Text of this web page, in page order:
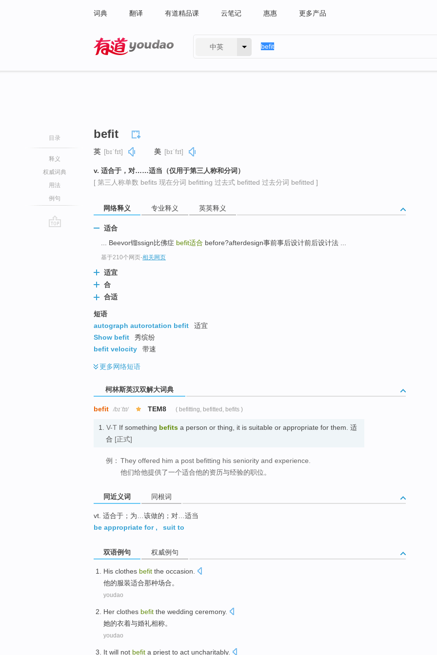
词典 翻译 有道精品课 云笔记 惠惠 更多产品
中英
目录
释义
权威词典
用法
例句
befit
英 [bɪˈfɪt] 美 [bɪˈfɪt]
v. 适合于，对……适当（仅用于第三人称和分词）
[ 第三人称单数 befits 现在分词 befitting 过去式 befitted 过去分词 befitted ]
网络释义 专业释义 英英释义
适合
... Beevor镏ssign比佛症 befit适合 before?afterdesign事前事后设计前后设计法 ...
基于210个网页-相关网页
适宜
合
合适
短语
autograph autorotation befit
适宜
Show befit
秀缤纷
befit velocity
带速
更多网络短语
柯林斯英汉双解大词典
befit /bɪˈfɪt/ TEM8 ( befitting, befitted, befits )
1. V-T If something befits a person or thing, it is suitable or appropriate for them. 适
合 [正式]
例： They offered him a post befitting his seniority and experience.
他们给他提供了一个适合他的资历与经验的职位。
同近义词 同根词
vt. 适合于；为…该做的；对…适当
be appropriate for, suit to
双语例句 权威例句
His clothes befit the occasion
他的服装适合那种场合。
youdao
Her clothes befit the wedding ceremony.
她的衣着与婚礼相称。
youdao
It will not befit a priest to act uncharitably.